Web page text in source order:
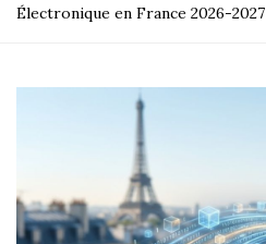
Électronique en France 2026-2027